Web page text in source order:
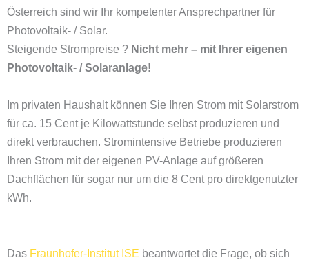
Österreich sind wir Ihr kompetenter Ansprechpartner für
Photovoltaik- / Solar.
Steigende Strompreise ? Nicht mehr – mit Ihrer eigenen
Photovoltaik- / Solaranlage!
Im privaten Haushalt können Sie Ihren Strom mit Solarstrom
für ca. 15 Cent je Kilowattstunde selbst produzieren und
direkt verbrauchen. Stromintensive Betriebe produzieren
Ihren Strom mit der eigenen PV-Anlage auf größeren
Dachflächen für sogar nur um die 8 Cent pro direktgenutzter
kWh.
Das Fraunhofer-Institut ISE beantwortet die Frage, ob sich